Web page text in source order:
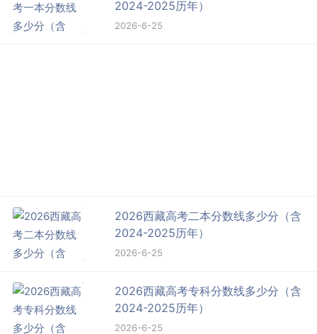
2024-2025历年）
2026-6-25
2026西藏高考二本分数线多少分（含
2024-2025历年）
2026-6-25
2026西藏高考专科分数线多少分（含
2024-2025历年）
2026-6-25